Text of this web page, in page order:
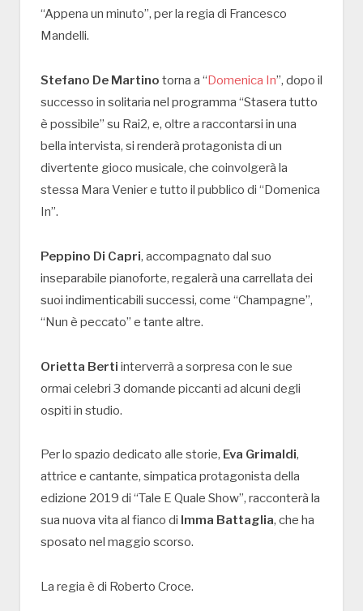
“Appena un minuto”, per la regia di Francesco
Mandelli.
Stefano De Martino torna a “Domenica In”, dopo il
successo in solitaria nel programma “Stasera tutto
è possibile” su Rai2, e, oltre a raccontarsi in una
bella intervista, si renderà protagonista di un
divertente gioco musicale, che coinvolgerà la
stessa Mara Venier e tutto il pubblico di “Domenica
In”.
Peppino Di Capri, accompagnato dal suo
inseparabile pianoforte, regalerà una carrellata dei
suoi indimenticabili successi, come “Champagne”,
“Nun è peccato” e tante altre.
Orietta Berti interverrà a sorpresa con le sue
ormai celebri 3 domande piccanti ad alcuni degli
ospiti in studio.
Per lo spazio dedicato alle storie, Eva Grimaldi,
attrice e cantante, simpatica protagonista della
edizione 2019 di “Tale E Quale Show”, racconterà la
sua nuova vita al fianco di Imma Battaglia, che ha
sposato nel maggio scorso.
La regia è di Roberto Croce.